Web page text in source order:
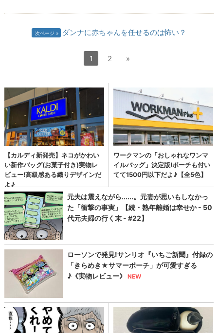
次ページ ダンナに赤ちゃんを任せるのは怖い？
1 2 »